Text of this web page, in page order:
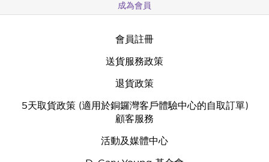
成為會員
會員註冊
送貨服務政策
退貨政策
5天取貨政策 (適用於銅鑼灣客戶體驗中心的自取訂單)
顧客服務
活動及媒體中心